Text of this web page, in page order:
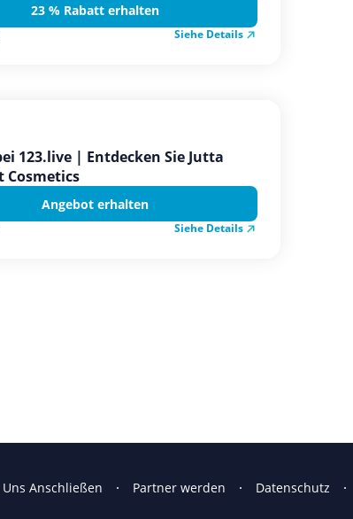
23 % Rabatt erhalten
Siehe Details
123.live | Entdecken Sie Jutta
Cosmetics
Angebot erhalten
Siehe Details
Uns Anschließen Partner werden Datenschutz